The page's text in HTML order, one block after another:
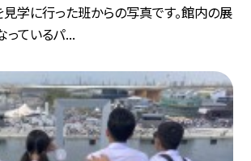
学に行った班からの写真です。館内の展
ているパ...